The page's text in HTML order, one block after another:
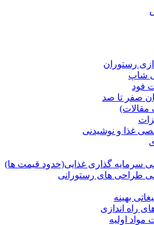
رستوران
شاپ
فود
صفر تا صد
غذا و نوشیدنی
گذاری غذایی(حدود قیمت ها)
طراحی های رستورانی
بهینه
راه اندازی
اولیه